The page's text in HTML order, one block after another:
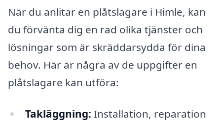
När du anlitar en plåtslagare i Himle, kan
du förvänta dig en rad olika tjänster och
lösningar som är skräddarsydda för dina
behov. Här är några av de uppgifter en
plåtslagare kan utföra:
Takläggning: Installation, reparation